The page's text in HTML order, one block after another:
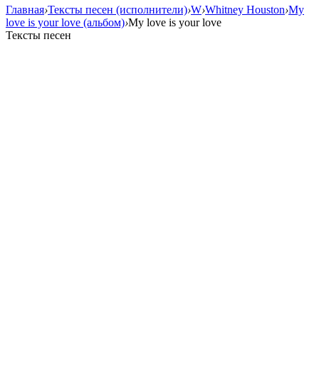
Главная›Тексты песен (исполнители)›W›Whitney Houston›My
love is your love (альбом)›My love is your love
Тексты песен